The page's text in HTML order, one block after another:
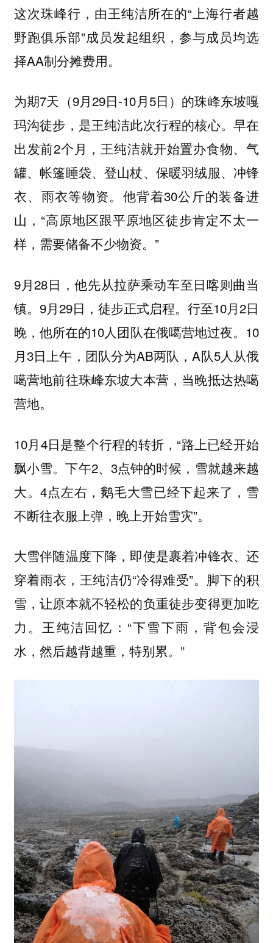
这次珠峰行，由王纯洁所在的“上海行者越
野跑俱乐部”成员发起组织，参与成员均选
择AA制分摊费用。
为期7天（9月29日-10月5日）的珠峰东坡嘎
玛沟徒步，是王纯洁此次行程的核心。早在
出发前2个月，王纯洁就开始置办食物、气
罐、帐篷睡袋、登山杖、保暖羽绒服、冲锋
衣、雨衣等物资。他背着30公斤的装备进
山，“高原地区跟平原地区徒步肯定不太一
样，需要储备不少物资。”
9月28日，他先从拉萨乘动车至日喀则曲当
镇。9月29日，徒步正式启程。行至10月2日
晚，他所在的10人团队在俄噶营地过夜。10
月3日上午，团队分为AB两队，A队5人从俄
噶营地前往珠峰东坡大本营，当晚抵达热噶
营地。
10月4日是整个行程的转折，“路上已经开始
飘小雪。下午2、3点钟的时候，雪就越来越
大。4点左右，鹅毛大雪已经下起来了，雪
不断往衣服上弹，晚上开始雪灾”。
大雪伴随温度下降，即使是裹着冲锋衣、还
穿着雨衣，王纯洁仍“冷得难受”。脚下的积
雪，让原本就不轻松的负重徒步变得更加吃
力。王纯洁回忆：“下雪下雨，背包会浸
水，然后越背越重，特别累。”